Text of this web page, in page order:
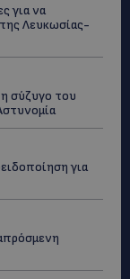
για να
Λευκωσίας-
σύζυγο του
για